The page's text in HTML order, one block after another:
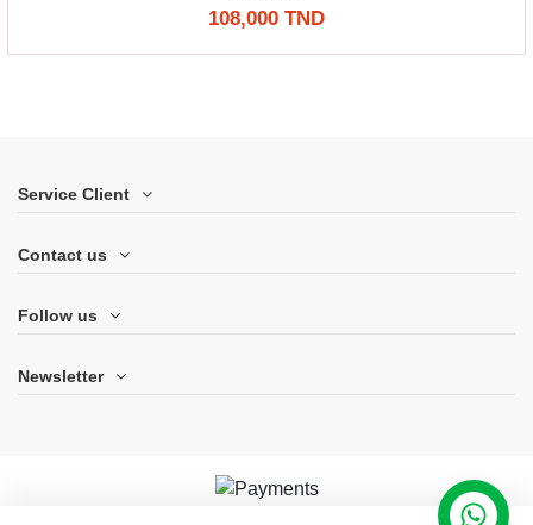
108,000 TND
Service Client
Contact us
Follow us
Newsletter